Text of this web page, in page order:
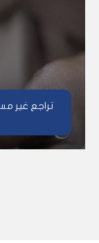
تراجع غير